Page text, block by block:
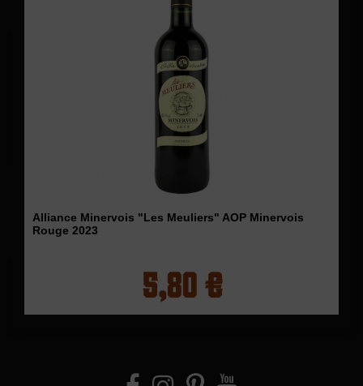
Alliance Minervois "Les Meuliers" AOP Minervois
Rouge 2023
5,80 €